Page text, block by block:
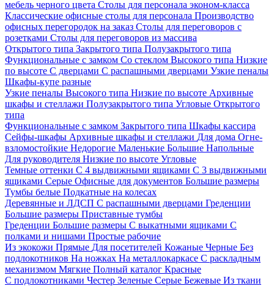
мебель черного цвета Столы для персонала эконом-класса
Классические офисные столы для персонала Производство
офисных перегородок на заказ Столы для переговоров с
розетками Столы для переговоров из массива
Открытого типа Закрытого типа Полузакрытого типа
Функциональные с замком Со стеклом Высокого типа Низкие
по высоте С дверцами С распашными дверцами Узкие пеналы
Шкафы-купе разные
Узкие пеналы Высокого типа Низкие по высоте Архивные
шкафы и стеллажи Полузакрытого типа Угловые Открытого
типа
Функциональные с замком Закрытого типа Шкафы кассира
Сейфы-шкафы Архивные шкафы и стеллажи Для дома Огне-
взломостойкие Недорогие Маленькие Большие Напольные
Для руководителя Низкие по высоте Угловые
Темные оттенки С 4 выдвижными ящиками С 3 выдвижными
ящиками Серые Офисные для документов Большие размеры
Тумбы белые Подкатные на колесах
Деревянные и ЛДСП С распашными дверцами Греденции
Большие размеры Приставные тумбы
Греденции Большие размеры С выкатными ящиками С
полками и нишами Простые рабочие
Из экокожи Прямые Для посетителей Кожаные Черные Без
подлокотников На ножках На металлокаркасе С раскладным
механизмом Мягкие Полный каталог Красные
С подлокотниками Честер Зеленые Серые Бежевые Из ткани